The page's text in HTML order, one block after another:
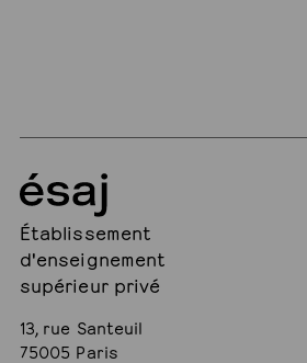
Établissement
d'enseignement
supérieur privé
13, rue Santeuil
75005 Paris